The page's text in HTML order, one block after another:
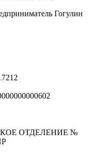
Гогулин
ОТДЕЛЕНИЕ №